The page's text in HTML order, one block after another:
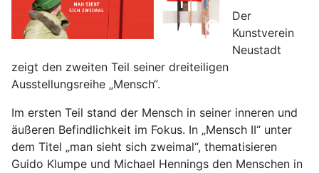
Der
Kunstverein
Neustadt
zeigt den zweiten Teil seiner dreiteiligen
Ausstellungsreihe „Mensch“.
Im ersten Teil stand der Mensch in seiner inneren und
äußeren Befindlichkeit im Fokus. In „Mensch II“ unter
dem Titel „man sieht sich zweimal“, thematisieren
Guido Klumpe und Michael Hennings den Menschen in